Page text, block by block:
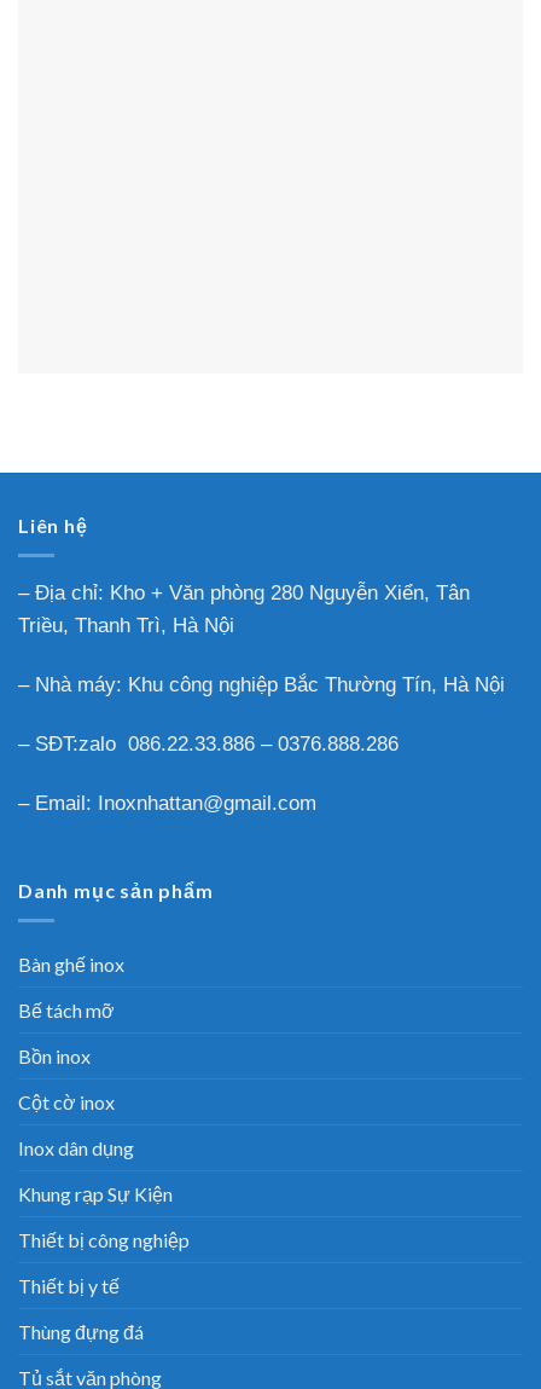
Liên hệ
– Địa chỉ: Kho + Văn phòng 280 Nguyễn Xiển, Tân
Triều, Thanh Trì, Hà Nội
– Nhà máy: Khu công nghiệp Bắc Thường Tín, Hà Nội
– SĐT:zalo 086.22.33.886 – 0376.888.286
– Email: Inoxnhattan@gmail.com
Danh mục sản phẩm
Bàn ghế inox
Bế tách mỡ
Bồn inox
Cột cờ inox
Inox dân dụng
Khung rạp Sự Kiện
Thiết bị công nghiệp
Thiết bị y tế
Thùng đựng đá
Tủ sắt văn phòng